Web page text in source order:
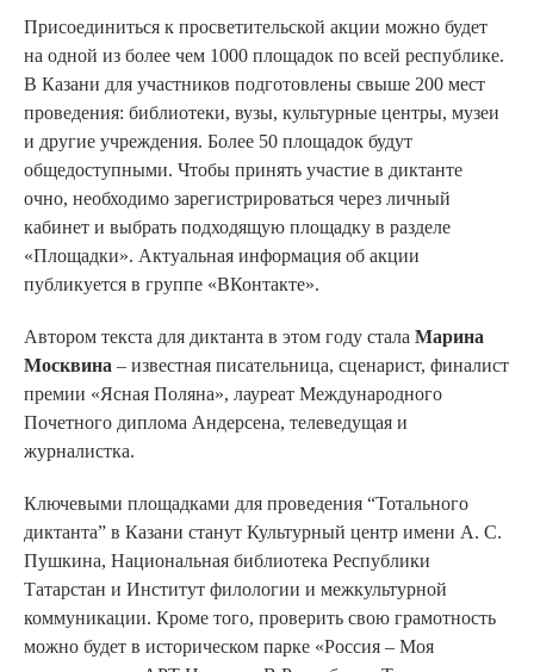
Присоединиться к просветительской акции можно будет
на одной из более чем 1000 площадок по всей республике.
В Казани для участников подготовлены свыше 200 мест
проведения: библиотеки, вузы, культурные центры, музеи
и другие учреждения. Более 50 площадок будут
общедоступными. Чтобы принять участие в диктанте
очно, необходимо зарегистрироваться через личный
кабинет и выбрать подходящую площадку в разделе
«Площадки». Актуальная информация об акции
публикуется в группе «ВКонтакте».
Автором текста для диктанта в этом году стала Марина
Москвина – известная писательница, сценарист, финалист
премии «Ясная Поляна», лауреат Международного
Почетного диплома Андерсена, телеведущая и
журналистка.
Ключевыми площадками для проведения “Тотального
диктанта” в Казани станут Культурный центр имени А. С.
Пушкина, Национальная библиотека Республики
Татарстан и Институт филологии и межкультурной
коммуникации. Кроме того, проверить свою грамотность
можно будет в историческом парке «Россия – Моя